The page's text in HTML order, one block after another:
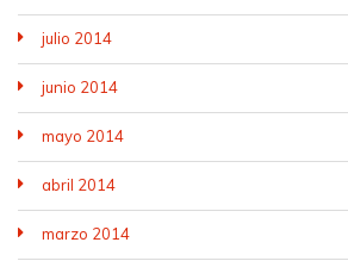
julio 2014
junio 2014
mayo 2014
abril 2014
marzo 2014